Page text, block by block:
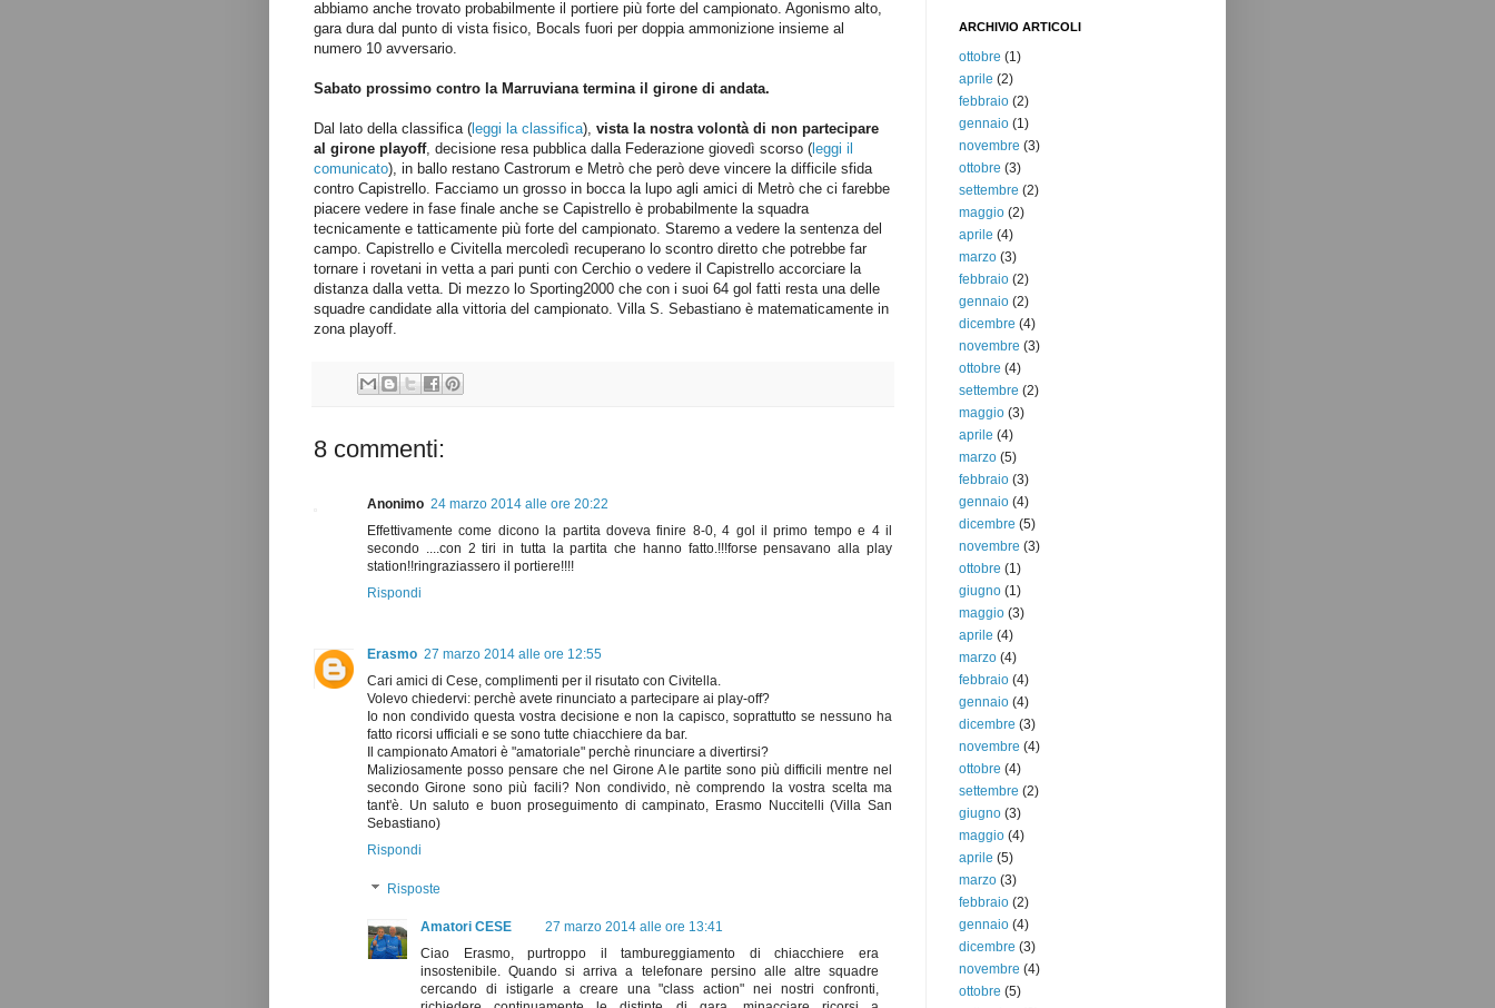
abbiamo anche trovato probabilmente il portiere più forte del campionato. Agonismo alto,
gara dura dal punto di vista fisico, Bocals fuori per doppia ammonizione insieme al
numero 10 avversario.
Sabato prossimo contro la Marruviana termina il girone di andata.
Dal lato della classifica ( leggi la classifica), vista la nostra volontà di non partecipare
al girone playoff, decisione resa pubblica dalla Federazione giovedì scorso ( leggi il
comunicato), in ballo restano Castrorum e Metrò che però deve vincere la difficile sfida
contro Capistrello. Facciamo un grosso in bocca la lupo agli amici di Metrò che ci farebbe
piacere vedere in fase finale anche se Capistrello è probabilmente la squadra
tecnicamente e tatticamente più forte del campionato. Staremo a vedere la sentenza del
campo. Capistrello e Civitella mercoledì recuperano lo scontro diretto che potrebbe far
tornare i rovetani in vetta a pari punti con Cerchio o vedere il Capistrello accorciare la
distanza dalla vetta. Di mezzo lo Sporting2000 che con i suoi 64 gol fatti resta una delle
squadre candidate alla vittoria del campionato. Villa S. Sebastiano è matematicamente in
zona playoff.
8 commenti:
Anonimo 24 marzo 2014 alle ore 20:22
Effettivamente come dicono la partita doveva finire 8-0, 4 gol il primo tempo e 4 il
secondo ....con 2 tiri in tutta la partita che hanno fatto.!!!forse pensavano alla play
station!!ringraziassero il portiere!!!!
Rispondi
Erasmo 27 marzo 2014 alle ore 12:55
Cari amici di Cese, complimenti per il risutato con Civitella.
Volevo chiedervi: perchè avete rinunciato a partecipare ai play-off?
Io non condivido questa vostra decisione e non la capisco, soprattutto se nessuno ha
fatto ricorsi ufficiali e se sono tutte chiacchiere da bar.
Il campionato Amatori è "amatoriale" perchè rinunciare a divertirsi?
Maliziosamente posso pensare che nel Girone A le partite sono più difficili mentre nel
secondo Girone sono più facili? Non condivido, nè comprendo la vostra scelta ma
tant'è. Un saluto e buon proseguimento di campinato, Erasmo Nuccitelli (Villa San
Sebastiano)
Rispondi
Risposte
Amatori CESE
27 marzo 2014 alle ore 13:41
Ciao Erasmo, purtroppo il tambureggiamento di chiacchiere era
insostenibile. Quando si arriva a telefonare persino alle altre squadre
cercando di istigarle a creare una "class action" nei nostri confronti,
ARCHIVIO ARTICOLI
ottobre (1)
aprile (2)
febbraio (2)
gennaio (1)
novembre (3)
ottobre (3)
settembre (2)
maggio (2)
aprile (4)
marzo (3)
febbraio (2)
gennaio (2)
dicembre (4)
novembre (3)
ottobre (4)
settembre (2)
maggio (3)
aprile (4)
marzo (5)
febbraio (3)
gennaio (4)
dicembre (5)
novembre (3)
ottobre (1)
giugno (1)
maggio (3)
aprile (4)
marzo (4)
febbraio (4)
gennaio (4)
dicembre (3)
novembre (4)
ottobre (4)
settembre (2)
giugno (3)
maggio (4)
aprile (5)
marzo (3)
febbraio (2)
gennaio (4)
dicembre (3)
novembre (4)
ottobre (5)